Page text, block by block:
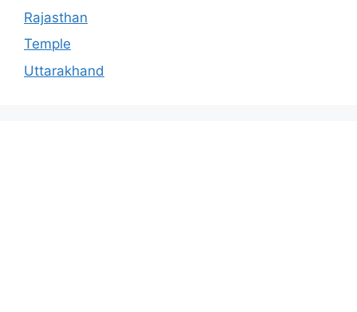
Rajasthan
Temple
Uttarakhand